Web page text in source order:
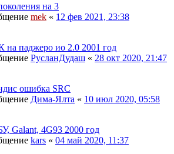
на 3
mek « 12 фев 2021, 23:38
паджеро ио 2.0 2001 год
РусланДудаш « 28 окт 2020, 21:47
ошибка SRC
Дима-Ялта « 10 июл 2020, 05:58
Galant, 4G93 2000 год
kars « 04 май 2020, 11:37